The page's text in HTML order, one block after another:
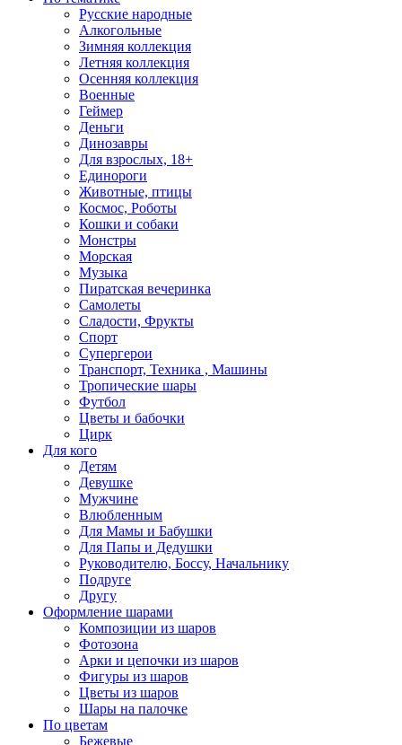
Русские народные
Алкогольные
Зимняя коллекция
Летняя коллекция
Осенняя коллекция
Военные
Геймер
Деньги
Динозавры
Для взрослых, 18+
Единороги
Животные, птицы
Космос, Роботы
Кошки и собаки
Монстры
Морская
Музыка
Пиратская вечеринка
Самолеты
Сладости, Фрукты
Спорт
Супергерои
Транспорт, Техника , Машины
Тропические шары
Футбол
Цветы и бабочки
Цирк
Для кого
Детям
Девушке
Мужчине
Влюбленным
Для Мамы и Бабушки
Для Папы и Дедушки
Руководителю, Боссу, Начальнику
Подруге
Другу
Оформление шарами
Композиции из шаров
Фотозона
Арки и цепочки из шаров
Фигуры из шаров
Цветы из шаров
Шары на палочке
По цветам
Бежевые